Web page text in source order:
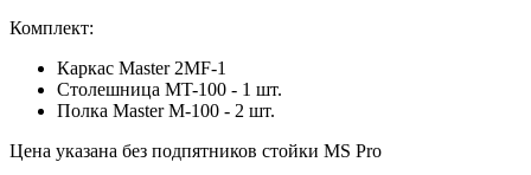
Комплект:
Каркас Master 2MF-1
Столешница МT-100 - 1 шт.
Полка Master M-100 - 2 шт.
Цена указана без подпятников стойки MS Pro